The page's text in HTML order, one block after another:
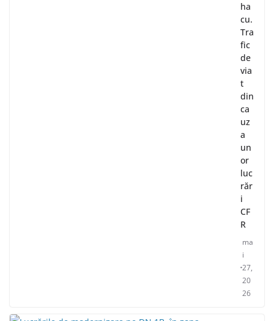
ha
cu.
Tra
fic
de
via
t
din
ca
uz
a
un
or
luc
răr
i
CF
R
ma
i
27,
20
26